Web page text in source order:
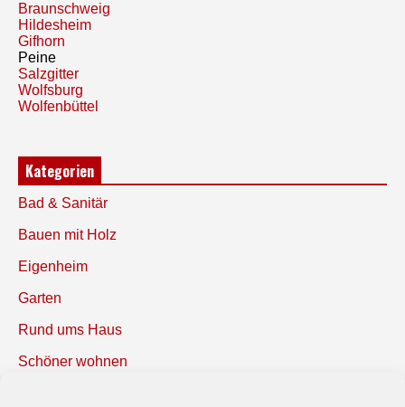
Braunschweig
Hildesheim
Gifhorn
Peine
Salzgitter
Wolfsburg
Wolfenbüttel
Kategorien
Bad & Sanitär
Bauen mit Holz
Eigenheim
Garten
Rund ums Haus
Schöner wohnen